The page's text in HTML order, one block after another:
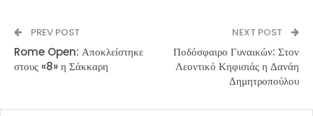
PREV POST
Rome Open: Αποκλείστηκε
στους «8» η Σάκκαρη
NEXT POST
Ποδόσφαιρο Γυναικών: Στον
Λεοντικό Κηφισιάς η Δανάη
Δημητροπούλου